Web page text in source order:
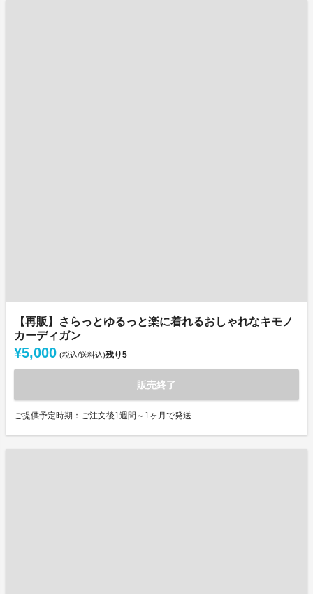
【再販】さらっとゆるっと楽に着れるおしゃれなキモノ
カーディガン
¥5,000 (税込/送料込)残り5
販売終了
ご提供予定時期：ご注文後1週間～1ヶ月で発送